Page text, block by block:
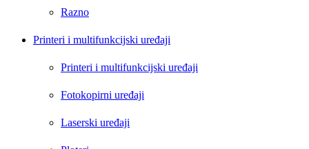
Razno
Printeri i multifunkcijski uređaji
Printeri i multifunkcijski uređaji
Fotokopirni uređaji
Laserski uređaji